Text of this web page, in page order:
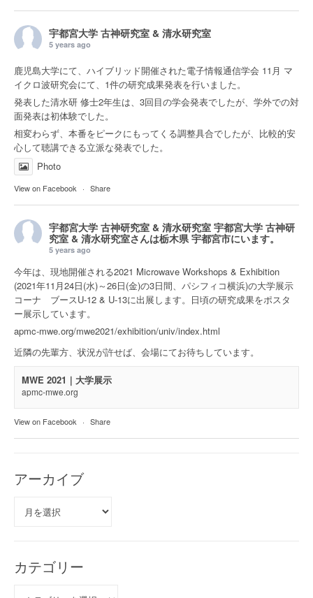
宇都宮大学 古神研究室 & 清水研究室
5 years ago
鹿児島大学にて、ハイブリッド開催された電子情報通信学会 11月 マ
イクロ波研究会にて、1件の研究成果発表を行いました。
発表した清水研 修士2年生は、3回目の学会発表でしたが、学外での対
面発表は初体験でした。
相変わらず、本番をピークにもってくる調整具合でしたが、比較的安
心して聴講できる立派な発表でした。
Photo
View on Facebook · Share
宇都宮大学 古神研究室 & 清水研究室 宇都宮大学 古神研
究室 & 清水研究室さんは栃木県 宇都宮市にいます。
5 years ago
今年は、現地開催される2021 Microwave Workshops & Exhibition
(2021年11月24日(水)～26日(金)の3日間、パシフィコ横浜)の大学展示
コーナ ブースU-12 & U-13に出展します。日頃の研究成果をポスタ
ー展示しています。
apmc-mwe.org/mwe2021/exhibition/univ/index.html
近隣の先輩方、状況が許せば、会場にてお待ちしています。
MWE 2021｜大学展示
apmc-mwe.org
View on Facebook · Share
アーカイブ
カテゴリー